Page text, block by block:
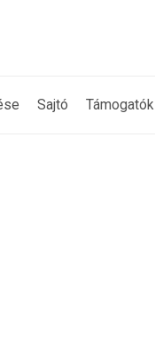
Sajtó Támogatók